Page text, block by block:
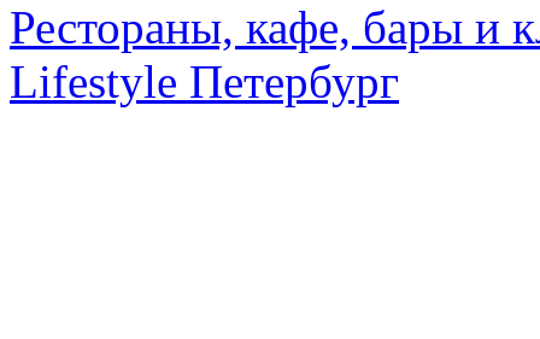
Рестораны, кафе, бары и
Lifestyle Петербург